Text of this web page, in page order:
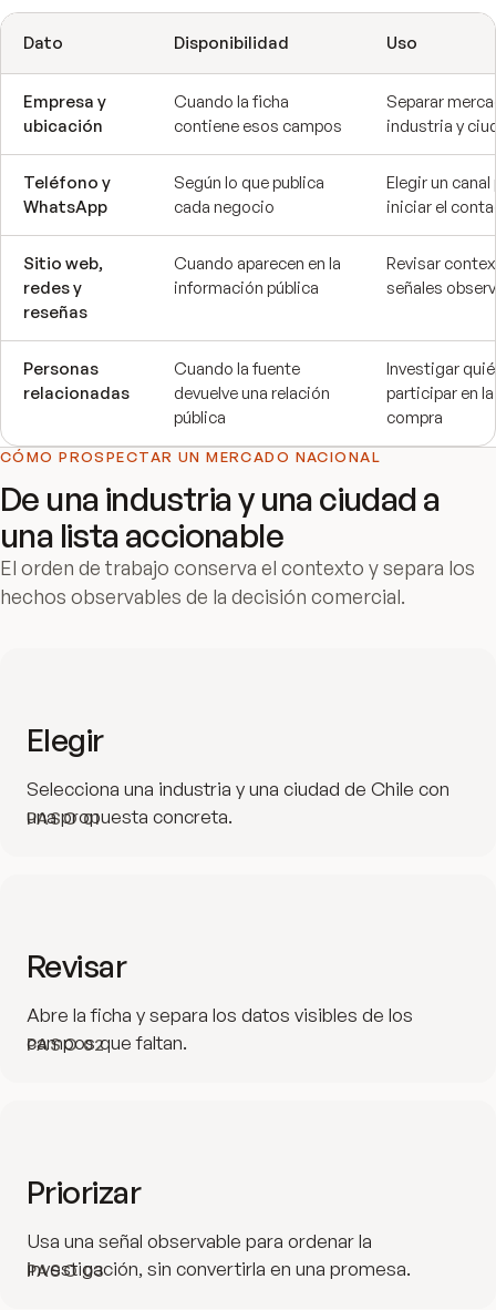
Dato Disponibilidad Uso
Empresa y
ubicación
Cuando la ficha
contiene esos campos
Separar
industria y
Teléfono y
WhatsApp
Según lo que publica
cada negocio
Elegir un canal
iniciar el
Sitio web,
redes y
reseñas
Cuando aparecen en la
información pública
Revisar
señales
Personas
relacionadas
Cuando la fuente
devuelve una relación
pública
Investigar
participar en la
compra
CÓMO PROSPECTAR UN MERCADO NACIONAL
De una industria y una ciudad a
una lista accionable
El orden de trabajo conserva el contexto y separa los
hechos observables de la decisión comercial.
PASO01
Elegir
Selecciona una industria y una ciudad de Chile con
una propuesta concreta.
PASO02
Revisar
Abre la ficha y separa los datos visibles de los
campos que faltan.
PASO03
Priorizar
Usa una señal observable para ordenar la
investigación, sin convertirla en una promesa.